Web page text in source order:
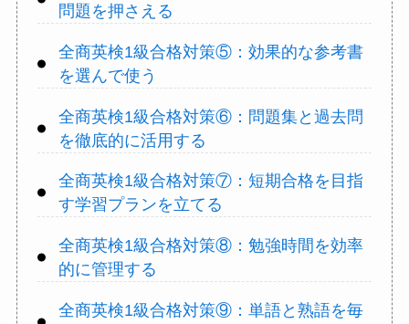
問題を押さえる
全商英検1級合格対策⑤：効果的な参考書
を選んで使う
全商英検1級合格対策⑥：問題集と過去問
を徹底的に活用する
全商英検1級合格対策⑦：短期合格を目指
す学習プランを立てる
全商英検1級合格対策⑧：勉強時間を効率
的に管理する
全商英検1級合格対策⑨：単語と熟語を毎